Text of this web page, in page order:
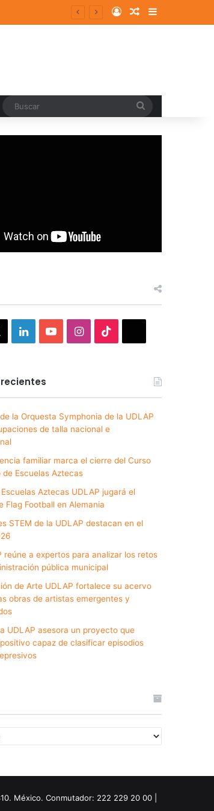
Log InRandom Article
Sidebar
LinkedInYouTubeInstagram
la Orquesta Symphonia de la UDLAP
de talla nacional e
familiar marca el cierre del Curso
de Escuelas Aztecas
Aztecas UDLAP jugará el
Flag Football en Alemania
STEM de la UDLAP destacan en el
reúne a expertos para analizar los retos
pública municipal
de Arte UDLAP fortalece su acervo
obras de artistas emergentes y
UDLAP asesora un proyecto que
capaz de clasificar episodios
México. Conmutador: 222 229 20 00 |